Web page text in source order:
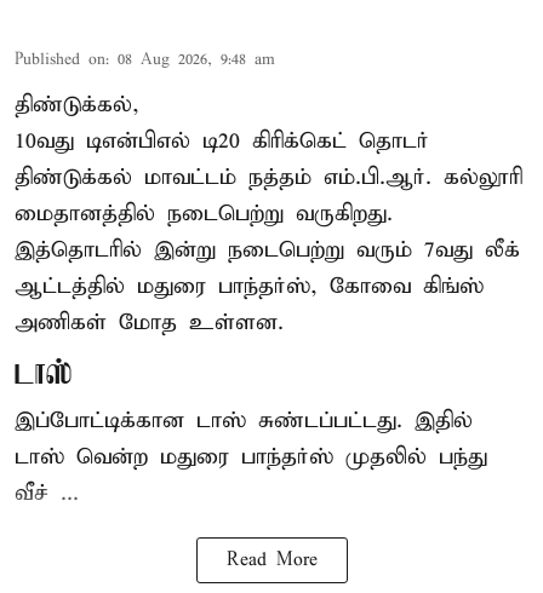
Published on: 08 Aug 2026, 9:48 am
திண்டுக்கல்,
10வது டிஎன்பிஎல் டி20 கிரிக்கெட் தொடர்
திண்டுக்கல் மாவட்டம் நத்தம் எம்.பி.ஆர். கல்லூரி
மைதானத்தில் நடைபெற்று வருகிறது.
இத்தொடரில் இன்று நடைபெற்று வரும் 7வது லீக்
ஆட்டத்தில் மதுரை பாந்தர்ஸ், கோவை கிங்ஸ்
அணிகள் மோத உள்ளன.
டாஸ்
இப்போட்டிக்கான டாஸ் சுண்டப்பட்டது. இதில்
டாஸ் வென்ற மதுரை பாந்தர்ஸ் முதலில் பந்து
வீச் ...
Read More